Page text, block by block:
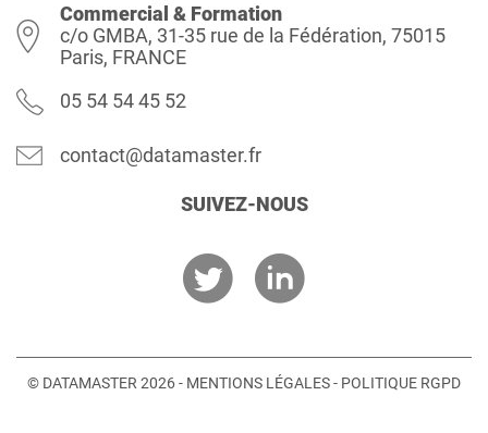
Commercial & Formation
c/o GMBA, 31-35 rue de la Fédération, 75015
Paris, FRANCE
05 54 54 45 52
contact@datamaster.fr
SUIVEZ-NOUS
© DATAMASTER 2026 - MENTIONS LÉGALES- POLITIQUE RGPD